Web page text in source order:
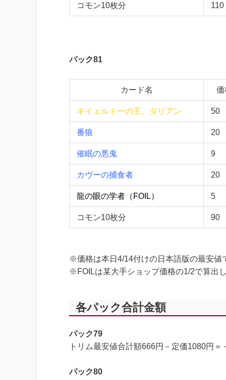
コモン10枚分 110
パック81
カード名 価
キイェルドーの王、ダリアン 50
番狼 20
催眠の悪鬼 9
カヴーの捕食者 20
龍の眼の学者（FOIL） 5
コモン10枚分 90
※価格は本日4/14付けの日本語版の最安値
※FOILは某大手ショップ価格の1/2で算出
各パック合計金額
パック79
トリム最安値合計額666円－定価1080円
パック80